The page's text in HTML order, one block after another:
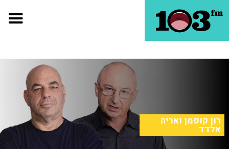
רון קופמן ואריה
אלדד